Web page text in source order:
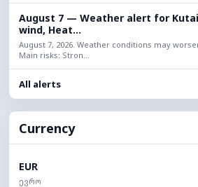
August 7 — Weather alert for
wind, Heat...
August 7, 2026. Weather conditions may
Main risks: Stron...
All alerts
Currency
EUR
ევრო